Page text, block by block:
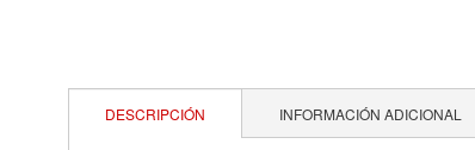
DESCRIPCIÓN INFORMACIÓN ADICIONAL